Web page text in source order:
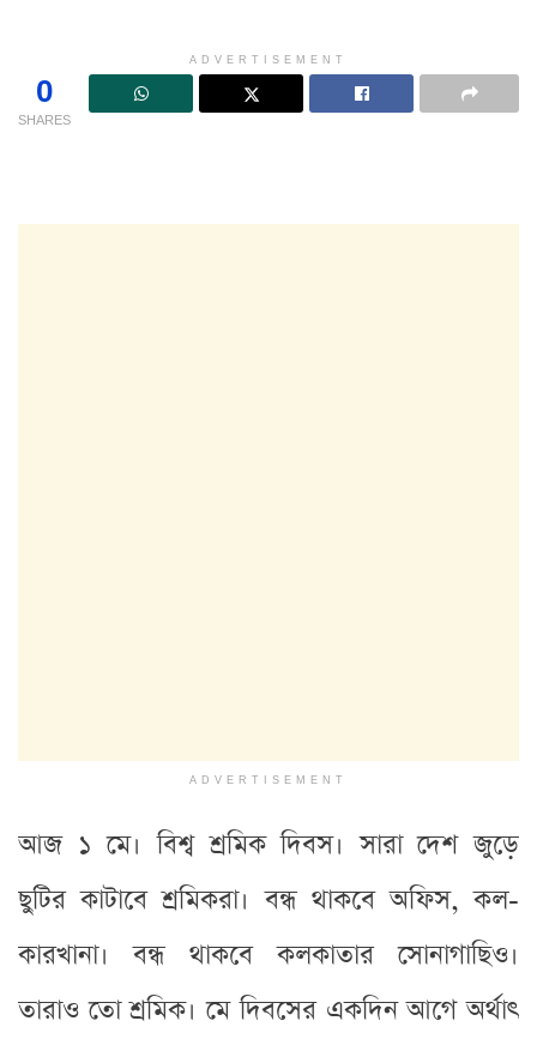
ADVERTISEMENT
0
SHARES
ADVERTISEMENT
আজ ১ মে। বিশ্ব শ্রমিক দিবস। সারা দেশ জুড়ে
ছুটির কাটাবে শ্রমিকরা। বন্ধ থাকবে অফিস, কল-
কারখানা। বন্ধ থাকবে কলকাতার সোনাগাছিও।
তারাও তো শ্রমিক। মে দিবসের একদিন আগে অর্থাৎ